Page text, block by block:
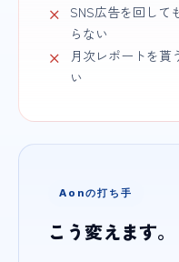
SNS広告を回して
らない
月次レポートを貰
い
Aonの打ち手
こう変えます。